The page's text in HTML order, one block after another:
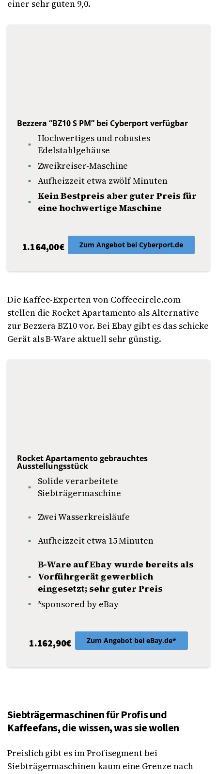
einer sehr guten 9,0.
Bezzera “BZ10 S PM” bei Cyberport verfügbar
Hochwertiges und robustes
Edelstahlgehäuse
Zweikreiser-Maschine
Aufheizzeit etwa zwölf Minuten
Kein Bestpreis aber guter Preis für
eine hochwertige Maschine
1.164,00€ Zum Angebot bei Cyberport.de
Die Kaffee-Experten von Coffeecircle.com
stellen die Rocket Apartamento als Alternative
zur Bezzera BZ10 vor. Bei Ebay gibt es das schicke
Gerät als B-Ware aktuell sehr günstig.
Rocket Apartamento gebrauchtes
Ausstellungsstück
Solide verarbeitete
Siebträgermaschine
Zwei Wasserkreisläufe
Aufheizzeit etwa 15 Minuten
B-Ware auf Ebay wurde bereits als
Vorführgerät gewerblich
eingesetzt; sehr guter Preis
*sponsored by eBay
1.162,90€ Zum Angebot bei eBay.de*
Siebträgermaschinen für Profis und
Kaffeefans, die wissen, was sie wollen
Preislich gibt es im Profisegment bei
Siebträgermaschinen kaum eine Grenze nach